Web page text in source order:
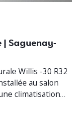
Saguenay-
Willis -30 R32
au salon
climatisation